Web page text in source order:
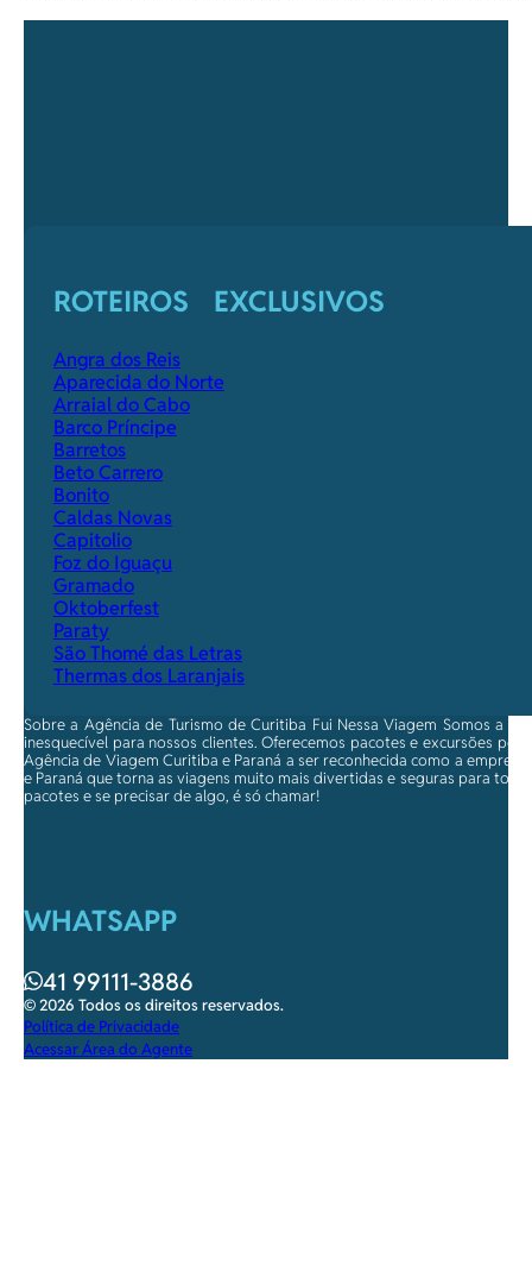
ROTEIROS EXCLUSIVOS
Angra dos Reis
Aparecida do Norte
Arraial do Cabo
Barco Príncipe
Barretos
Beto Carrero
Bonito
Caldas Novas
Capitolio
Foz do Iguaçu
Gramado
Oktoberfest
Paraty
São Thomé das Letras
Thermas dos Laranjais
Sobre a Agência de Turismo de Curitiba Fui Nessa Viagem Somos a
inesquecível para nossos clientes. Oferecemos pacotes e excursões
Agência de Viagem Curitiba e Paraná a ser reconhecida como a
e Paraná que torna as viagens muito mais divertidas e seguras para
pacotes e se precisar de algo, é só chamar!
WHATSAPP
41 99111-3886
© 2026 Todos os direitos reservados.
Política de Privacidade
Acessar Área do Agente